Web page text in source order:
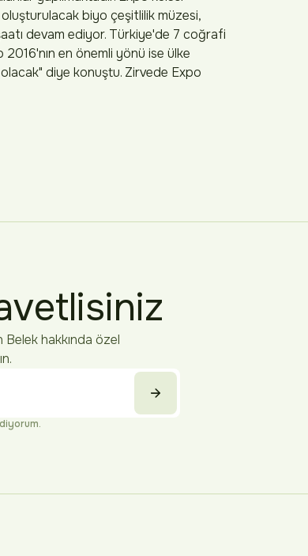
biyo çeşitlilik müzesi,
devam ediyor. Türkiye'de 7 coğrafi
en önemli yönü ise ülke
olacak" diye konuştu. Zirvede Expo
hakkında özel